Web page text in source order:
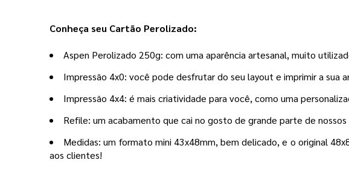
Conheça seu Cartão Perolizado:
Aspen Perolizado 250g: com uma aparência artesanal, muito
Impressão 4x0: você pode desfrutar do seu layout e imprimir a sua
Impressão 4x4: é mais criatividade para você, como uma
Refile: um acabamento que cai no gosto de grande parte de
Medidas: um formato mini 43x48mm, bem delicado, e o original
aos clientes!